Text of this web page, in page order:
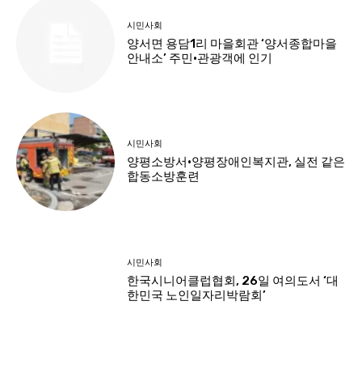
시민사회
양서면 용담1리 마을회관 ‘양서종합마을
안내소’ 주민·관광객에 인기
시민사회
양평소방서·양평장애인복지관, 실전 같은
합동소방훈련
시민사회
한국시니어클럽협회, 26일 여의도서 ‘대
한민국 노인일자리박람회’